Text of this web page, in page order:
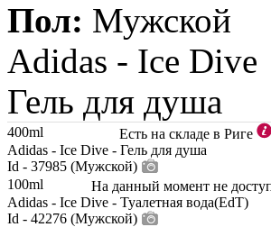
Пол: Мужской
Adidas - Ice Dive
Гель для душа
400ml
Есть на складе в Риге
Adidas - Ice Dive - Гель для душа
Id - 37985 (Мужской)
100ml
На данный момент не
Adidas - Ice Dive - Туалетная вода(EdT)
Id - 42276 (Мужской)